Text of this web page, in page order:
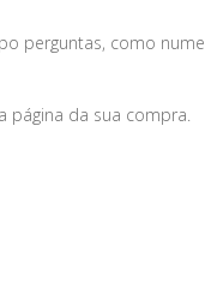
perguntas, como
página da sua compra.